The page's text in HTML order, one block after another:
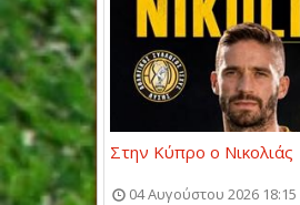
Στην Κύπρο ο Νικολιάς
04 Αυγούστου 2026 18:15